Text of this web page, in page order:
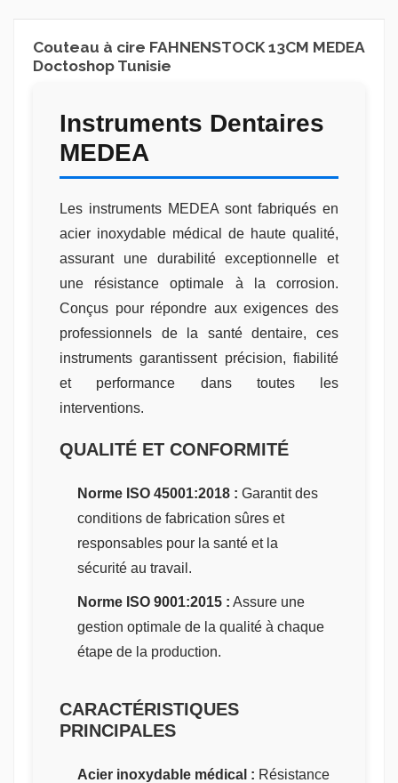
Couteau à cire FAHNENSTOCK 13CM MEDEA
Doctoshop Tunisie
Instruments Dentaires
MEDEA
Les instruments MEDEA sont fabriqués en
acier inoxydable médical de haute qualité,
assurant une durabilité exceptionnelle et
une résistance optimale à la corrosion.
Conçus pour répondre aux exigences des
professionnels de la santé dentaire, ces
instruments garantissent précision, fiabilité
et performance dans toutes les
interventions.
QUALITÉ ET CONFORMITÉ
Norme ISO 45001:2018 : Garantit des
conditions de fabrication sûres et
responsables pour la santé et la
sécurité au travail.
Norme ISO 9001:2015 : Assure une
gestion optimale de la qualité à chaque
étape de la production.
CARACTÉRISTIQUES
PRINCIPALES
Acier inoxydable médical : Résistance